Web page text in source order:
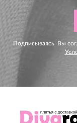
Подписываясь, Вы